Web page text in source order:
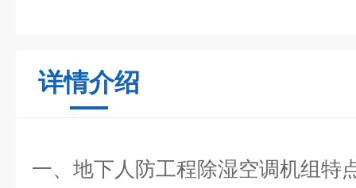
详情介绍
一、地下人防工程除湿空调机组特